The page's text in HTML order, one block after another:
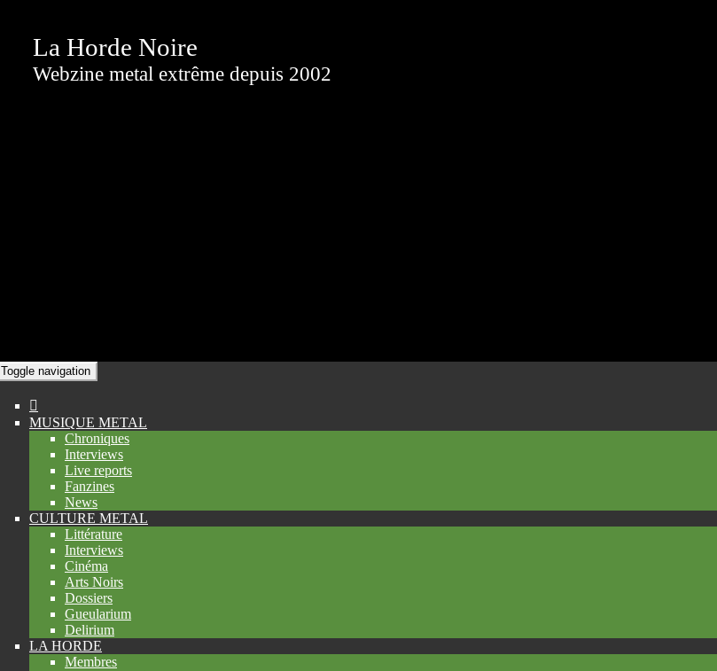
La Horde Noire
Webzine metal extrême depuis 2002
Toggle navigation
MUSIQUE METAL
Chroniques
Interviews
Live reports
Fanzines
News
CULTURE METAL
Littérature
Interviews
Cinéma
Arts Noirs
Dossiers
Gueularium
Delirium
LA HORDE
Membres